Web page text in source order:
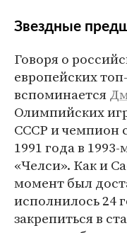
Звездные
Говоря о
европейских
вспоминается
Олимпийских
СССР и чемпион
1991 года в
«Челси». Как и
момент был
исполнилось 24
закрепиться в